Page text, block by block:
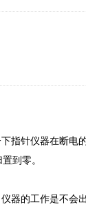
指针仪器在断电
到零。
的工作是不会